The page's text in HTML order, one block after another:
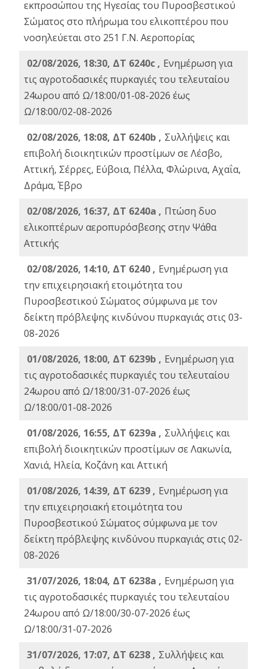
εκπροσώπου της Ηγεσίας του Πυροσβεστικού
Σώματος στο πλήρωμα του ελικοπτέρου που
νοσηλεύεται στο 251 Γ.Ν. Αεροπορίας
02/08/2026, 18:30, ΔΤ 6240c , Ενημέρωση για
τις αγροτοδασικές πυρκαγιές του τελευταίου
24ωρου από Ω/18:00/01-08-2026 έως
Ω/18:00/02-08-2026
02/08/2026, 18:08, ΔΤ 6240b , Συλλήψεις και
επιβολή διοικητικών προστίμων σε Λέσβο,
Αττική, Σέρρες, Εύβοια, Πέλλα, Φλώρινα, Αχαΐα,
Δράμα, Έβρο
02/08/2026, 16:37, ΔΤ 6240a , Πτώση δυο
ελικοπτέρων αεροπυρόσβεσης στην Ψάθα
Αττικής
02/08/2026, 14:10, ΔΤ 6240 , Ενημέρωση για
την επιχειρησιακή ετοιμότητα του
Πυροσβεστικού Σώματος σύμφωνα με τον
δείκτη πρόβλεψης κινδύνου πυρκαγιάς στις 03-
08-2026
01/08/2026, 18:00, ΔΤ 6239b , Ενημέρωση για
τις αγροτοδασικές πυρκαγιές του τελευταίου
24ωρου από Ω/18:00/31-07-2026 έως
Ω/18:00/01-08-2026
01/08/2026, 16:55, ΔΤ 6239a , Συλλήψεις και
επιβολή διοικητικών προστίμων σε Λακωνία,
Χανιά, Ηλεία, Κοζάνη και Αττική
01/08/2026, 14:39, ΔΤ 6239 , Ενημέρωση για
την επιχειρησιακή ετοιμότητα του
Πυροσβεστικού Σώματος σύμφωνα με τον
δείκτη πρόβλεψης κινδύνου πυρκαγιάς στις 02-
08-2026
31/07/2026, 18:04, ΔΤ 6238a , Ενημέρωση για
τις αγροτοδασικές πυρκαγιές του τελευταίου
24ωρου από Ω/18:00/30-07-2026 έως
Ω/18:00/31-07-2026
31/07/2026, 17:07, ΔΤ 6238 , Συλλήψεις και